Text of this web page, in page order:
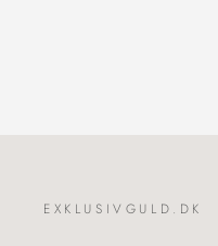
EXKLUSIVGULD.DK